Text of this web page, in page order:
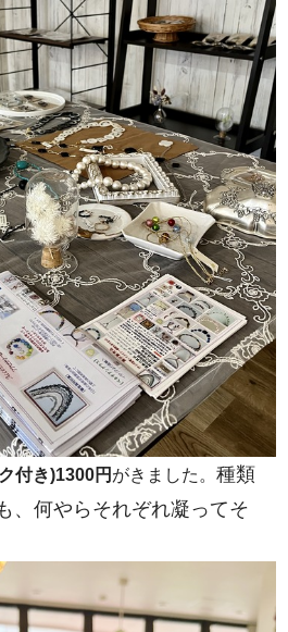
付き)1300円 がきました。 種類
、何やらそれぞれ凝ってそ